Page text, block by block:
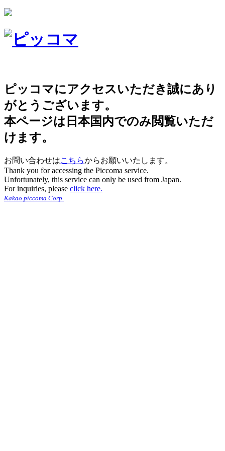
ピッコマにアクセスいただき誠にあり
がとうございます。
本ページは日本国内でのみ閲覧いただ
けます。
お問い合わせはこちらからお願いいたします。
Thank you for accessing the Piccoma service.
Unfortunately, this service can only be used from Japan.
For inquiries, please click here.
Kakao piccoma Corp.